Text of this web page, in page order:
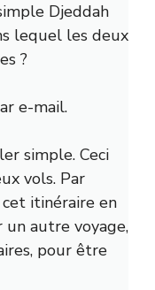
Djeddah
lequel les deux
?
e-mail.
simple. Ceci
vols. Par
itinéraire en
un autre voyage,
pour être